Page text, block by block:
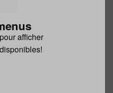
afficher